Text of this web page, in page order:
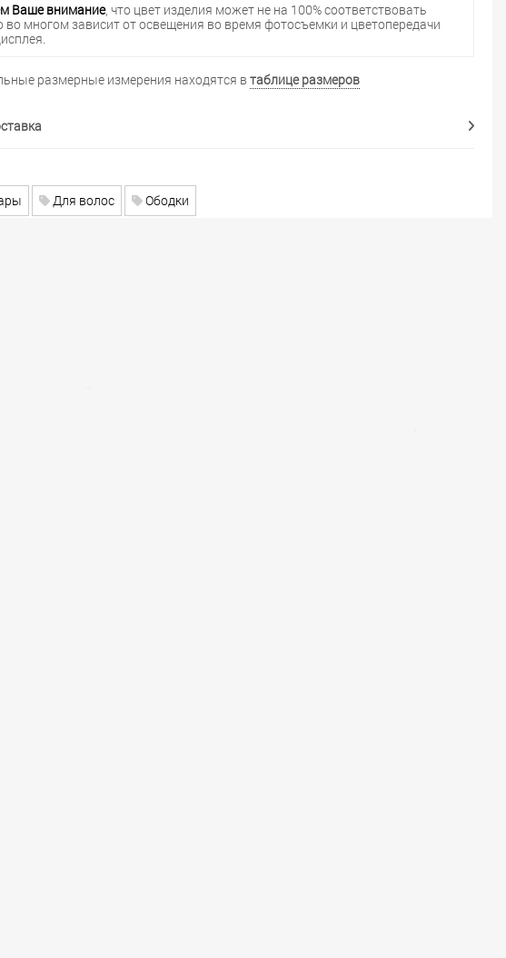
Ваше внимание, что цвет изделия может не на 100% соответствовать
во многом зависит от освещения во время фотосъемки и цветопередачи
размерные измерения находятся в таблице размеров
Для волос Ободки